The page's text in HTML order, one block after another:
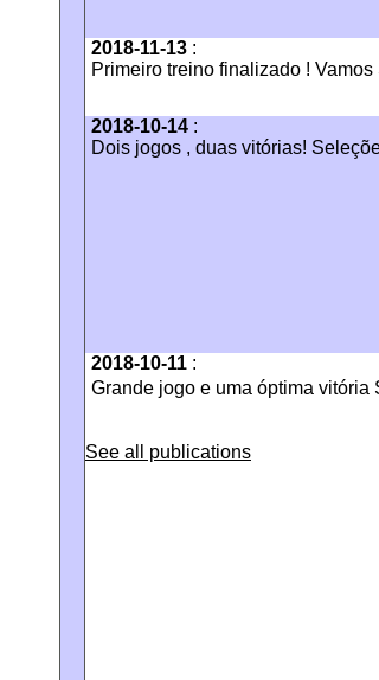
2018-11-13 :
Primeiro treino finalizado ! Vamos
2018-10-14 :
Dois jogos , duas vitórias!
2018-10-11 :
Grande jogo e uma óptima vitória
See all publications